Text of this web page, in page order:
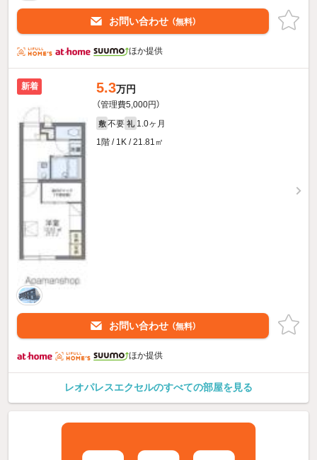
お問い合わせ （無料）
ほか提供
新着 5.3万円
（管理費5,000円）
敷 不要 礼 1.0ヶ月
1階 / 1K / 21.81㎡
お問い合わせ （無料）
ほか提供
レオパレスエクセルのすべての部屋を見る